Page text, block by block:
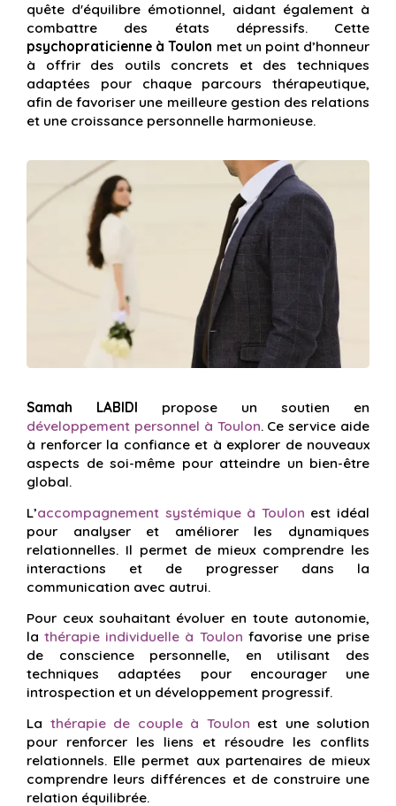
quête d'équilibre émotionnel, aidant également à
combattre des états dépressifs. Cette
psychopraticienne à Toulon met un point d’honneur
à offrir des outils concrets et des techniques
adaptées pour chaque parcours thérapeutique,
afin de favoriser une meilleure gestion des relations
et une croissance personnelle harmonieuse.
Samah LABIDI propose un soutien en
développement personnel à Toulon. Ce service aide
à renforcer la confiance et à explorer de nouveaux
aspects de soi-même pour atteindre un bien-être
global.
L’accompagnement systémique à Toulon est idéal
pour analyser et améliorer les dynamiques
relationnelles. Il permet de mieux comprendre les
interactions et de progresser dans la
communication avec autrui.
Pour ceux souhaitant évoluer en toute autonomie,
lathérapie individuelle à Toulon favorise une prise
de conscience personnelle, en utilisant des
techniques adaptées pour encourager une
introspection et un développement progressif.
La thérapie de couple à Toulon est une solution
pour renforcer les liens et résoudre les conflits
relationnels. Elle permet aux partenaires de mieux
comprendre leurs différences et de construire une
relation équilibrée.